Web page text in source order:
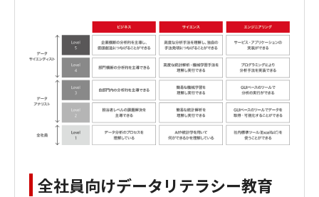
全社員向けデータリテラシー教育